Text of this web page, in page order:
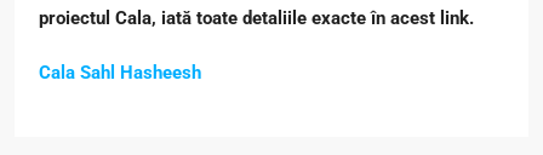
proiectul Cala, iată toate detaliile exacte în acest link.
Cala Sahl Hasheesh